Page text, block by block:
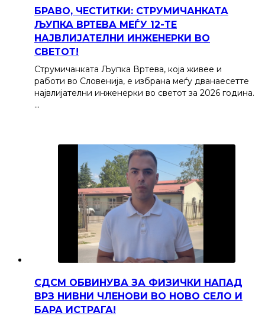
БРАВО, ЧЕСТИТКИ: СТРУМИЧАНКАТА
ЉУПКА ВРТЕВА МЕЃУ 12-ТЕ
НАЈВЛИЈАТЕЛНИ ИНЖЕНЕРКИ ВО
СВЕТОТ!
Струмичанката Љупка Вртева, која живее и
работи во Словенија, е избрана меѓу дванаесетте
највлијателни инженерки во светот за 2026 година.
…
СДСМ ОБВИНУВА ЗА ФИЗИЧКИ НАПАД
ВРЗ НИВНИ ЧЛЕНОВИ ВО НОВО СЕЛО И
БАРА ИСТРАГА!